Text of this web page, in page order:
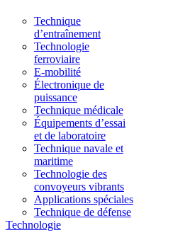
Technique
d’entraînement
Technologie
ferroviaire
E-mobilité
Électronique de
puissance
Technique médicale
Équipements d’essai
et de laboratoire
Technique navale et
maritime
Technologie des
convoyeurs vibrants
Applications spéciales
Technique de défense
Technologie